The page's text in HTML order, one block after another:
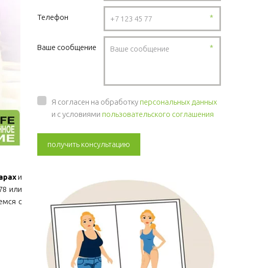
и
или
с
Телефон *
Ваше сообщение *
Я согласен на обработкуперсональных данных
и с условиями пользовательского соглашения
получить консультацию